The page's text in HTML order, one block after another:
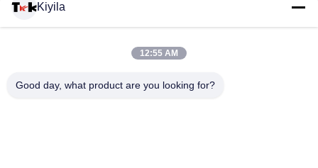
TPU Oekotex colorés
logo Keychains de broderie de l'or 3D de 2.5cm
de bande dessinée
Kiyila
12:55 AM
Good day, what product are you looking for?